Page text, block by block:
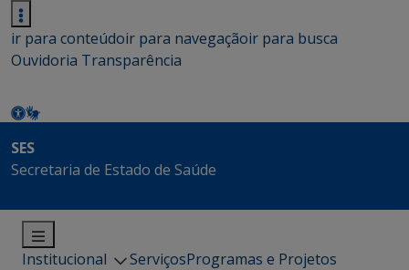
ir para conteúdoir para navegaçãoir para busca
Ouvidoria Transparência
SES
Secretaria de Estado de Saúde
Institucional ServiçosProgramas e Projetos